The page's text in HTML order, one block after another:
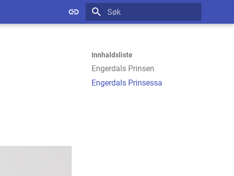
Innhaldsliste
Engerdals Prinsen
Engerdals Prinsessa